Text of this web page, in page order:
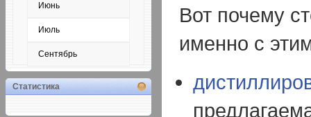
Вот почему
именно с
Июнь
Июль
Сентябрь
Статистика